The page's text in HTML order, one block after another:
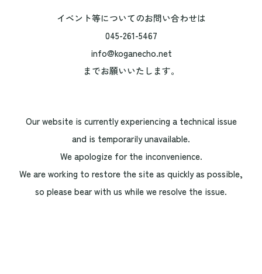
イベント等についてのお問い合わせは
045-261-5467
info@koganecho.net
までお願いいたします。
Our website is currently experiencing a technical issue
and is temporarily unavailable.
We apologize for the inconvenience.
We are working to restore the site as quickly as possible,
so please bear with us while we resolve the issue.